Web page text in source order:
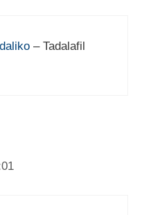
– Tadalafil